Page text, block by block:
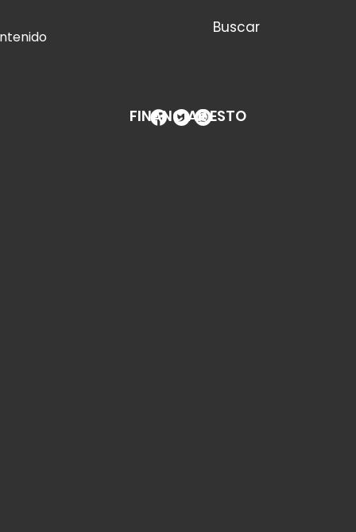
Buscar
FINANCIAR ESTO